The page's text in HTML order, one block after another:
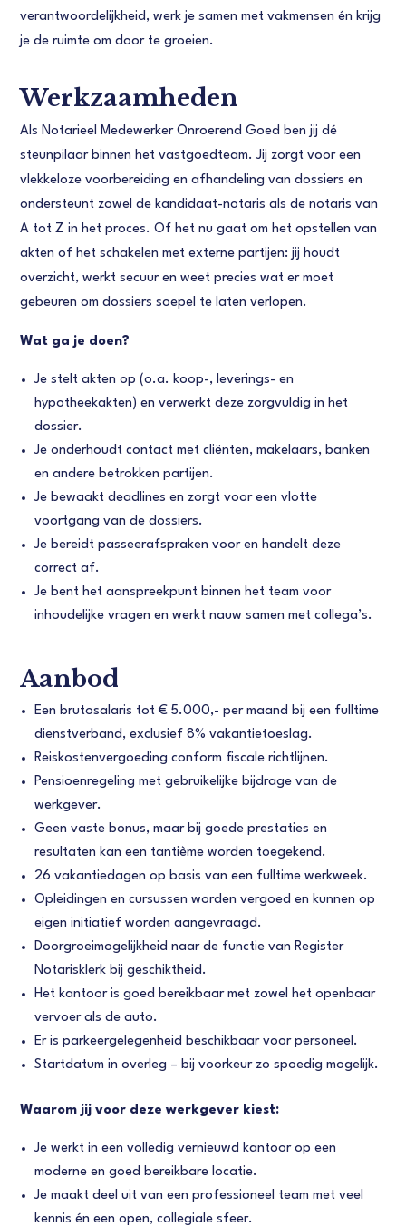
verantwoordelijkheid, werk je samen met vakmensen én krijg
je de ruimte om door te groeien.
Werkzaamheden
Als Notarieel Medewerker Onroerend Goed ben jij dé
steunpilaar binnen het vastgoedteam. Jij zorgt voor een
vlekkeloze voorbereiding en afhandeling van dossiers en
ondersteunt zowel de kandidaat-notaris als de notaris van
A tot Z in het proces. Of het nu gaat om het opstellen van
akten of het schakelen met externe partijen: jij houdt
overzicht, werkt secuur en weet precies wat er moet
gebeuren om dossiers soepel te laten verlopen.
Wat ga je doen?
Je stelt akten op (o.a. koop-, leverings- en
hypotheekakten) en verwerkt deze zorgvuldig in het
dossier.
Je onderhoudt contact met cliënten, makelaars, banken
en andere betrokken partijen.
Je bewaakt deadlines en zorgt voor een vlotte
voortgang van de dossiers.
Je bereidt passeerafspraken voor en handelt deze
correct af.
Je bent het aanspreekpunt binnen het team voor
inhoudelijke vragen en werkt nauw samen met collega’s.
Aanbod
Een brutosalaris tot € 5.000,- per maand bij een fulltime
dienstverband, exclusief 8% vakantietoeslag.
Reiskostenvergoeding conform fiscale richtlijnen.
Pensioenregeling met gebruikelijke bijdrage van de
werkgever.
Geen vaste bonus, maar bij goede prestaties en
resultaten kan een tantième worden toegekend.
26 vakantiedagen op basis van een fulltime werkweek.
Opleidingen en cursussen worden vergoed en kunnen op
eigen initiatief worden aangevraagd.
Doorgroeimogelijkheid naar de functie van Register
Notarisklerk bij geschiktheid.
Het kantoor is goed bereikbaar met zowel het openbaar
vervoer als de auto.
Er is parkeergelegenheid beschikbaar voor personeel.
Startdatum in overleg – bij voorkeur zo spoedig mogelijk.
Waarom jij voor deze werkgever kiest:
Je werkt in een volledig vernieuwd kantoor op een
moderne en goed bereikbare locatie.
Je maakt deel uit van een professioneel team met veel
kennis én een open, collegiale sfeer.